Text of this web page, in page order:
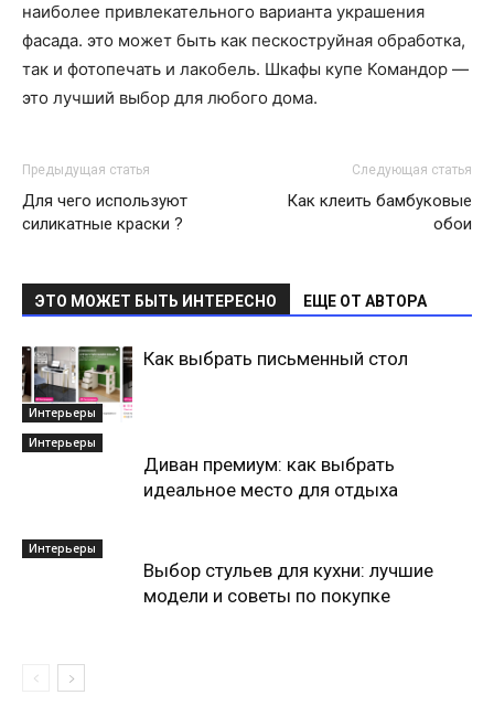
наиболее привлекательного варианта украшения
фасада. это может быть как пескоструйная обработка,
так и фотопечать и лакобель. Шкафы купе Командор —
это лучший выбор для любого дома.
Предыдущая статья
Для чего используют
силикатные краски ?
Следующая статья
Как клеить бамбуковые
обои
ЭТО МОЖЕТ БЫТЬ ИНТЕРЕСНО ЕЩЕ ОТ АВТОРА
Интерьеры
Как выбрать письменный стол
Интерьеры
Диван премиум: как выбрать
идеальное место для отдыха
Интерьеры
Выбор стульев для кухни: лучшие
модели и советы по покупке